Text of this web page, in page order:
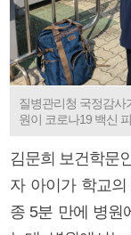
질병관리청 국정감사
원이 코로나19 백신
김문희 보건학문
자 아이가 학교
종 5분 만에 병원